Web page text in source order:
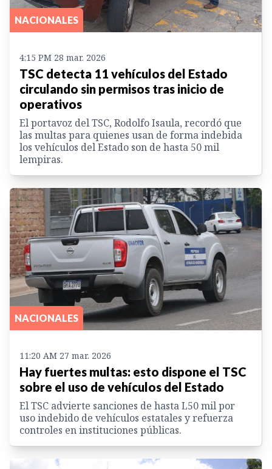
NACIONALES
4:15 PM 28 mar. 2026
TSC detecta 11 vehículos del Estado
circulando sin permisos tras inicio de
operativos
El portavoz del TSC, Rodolfo Isaula, recordó que
las multas para quienes usan de forma indebida
los vehículos del Estado son de hasta 50 mil
lempiras.
NACIONALES
11:20 AM 27 mar. 2026
Hay fuertes multas: esto dispone el TSC
sobre el uso de vehículos del Estado
El TSC advierte sanciones de hasta L50 mil por
uso indebido de vehículos estatales y refuerza
controles en instituciones públicas.